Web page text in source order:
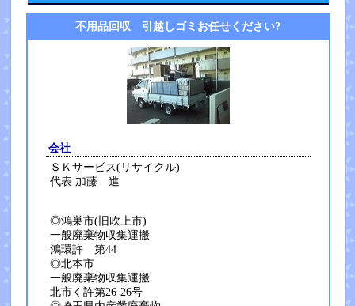
不用品回収 引越しゴミお任せください?
会社
ＳＫサービス(リサイクル)
代表 加藤 進
◎鴻巣市(旧吹上市)
一般廃棄物収集運搬
鴻環許 第44
◎北本市
一般廃棄物収集運搬
北市く許第26-26号